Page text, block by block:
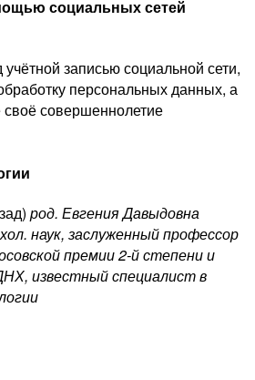
социальных сетей
записью социальной сети,
персональных данных, а
совершеннолетие
род. Евгения Давыдовна
наук, заслуженный профессор
премии 2-й степени и
известный специалист в